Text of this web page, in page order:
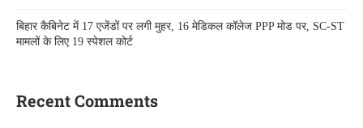
बिहार कैबिनेट में 17 एजेंडों पर लगी मुहर, 16 मेडिकल कॉलेज PPP मोड पर, SC-ST
मामलों के लिए 19 स्पेशल कोर्ट
Recent Comments